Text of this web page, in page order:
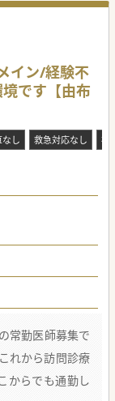
イン/経験不
です【由布
なし 救急対応なし 複
常勤医師募集で
れから訪問診療
からでも通勤し